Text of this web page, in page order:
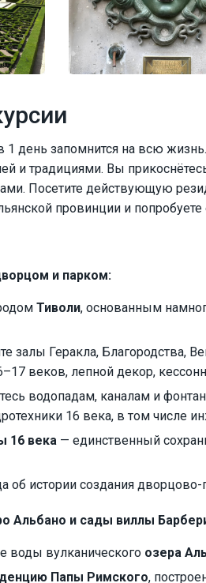
1 день запомнится на всю
и традициями. Вы
Посетите действующую
провинции и попробуете
и парком:
Тиволи, основанным
залы Геракла, Благородства,
веков, лепной декор,
водопадам, каналам и
16 века, в том числе
16 века — единственный
об истории создания дворцово-
Альбано и сады виллы
воды вулканического озера
Папы Римского,